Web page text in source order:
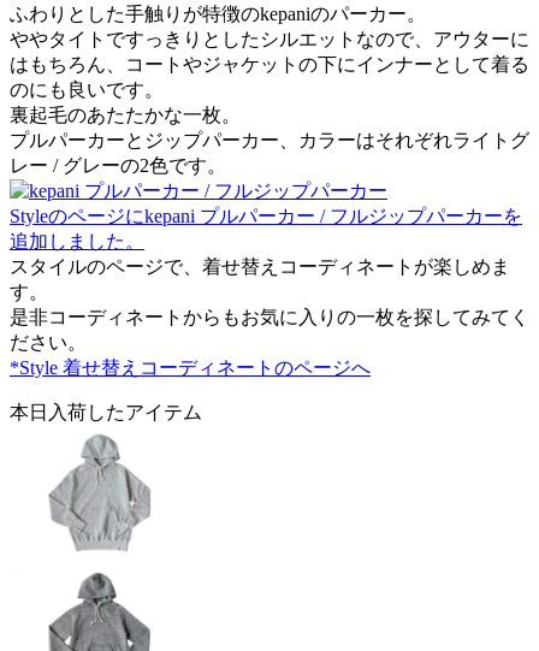
ふわりとした手触りが特徴のkepaniのパーカー。
ややタイトですっきりとしたシルエットなので、アウターに
はもちろん、コートやジャケットの下にインナーとして着る
のにも良いです。
裏起毛のあたたかな一枚。
プルパーカーとジップパーカー、カラーはそれぞれライトグ
レー / グレーの2色です。
Styleのページにkepani プルパーカー / フルジップパーカーを
追加しました。
スタイルのページで、着せ替えコーディネートが楽しめま
す。
是非コーディネートからもお気に入りの一枚を探してみてく
ださい。
*Style 着せ替えコーディネートのページへ
本日入荷したアイテム